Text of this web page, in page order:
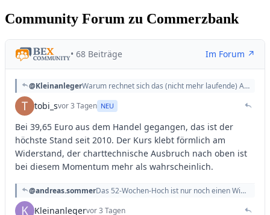
Community Forum zu Commerzbank